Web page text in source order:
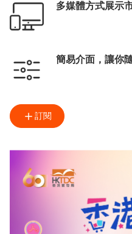
多媒體方式展示
簡易介面，讓你
訂閱